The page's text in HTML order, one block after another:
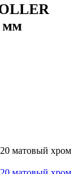
мм
матовый хром